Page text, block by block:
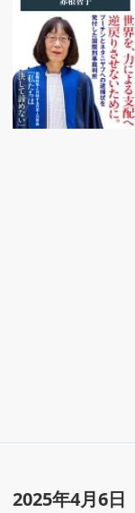
2025年4月6日